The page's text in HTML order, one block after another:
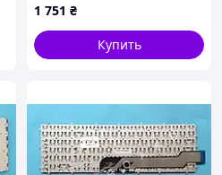
1 751 ₴
Купить